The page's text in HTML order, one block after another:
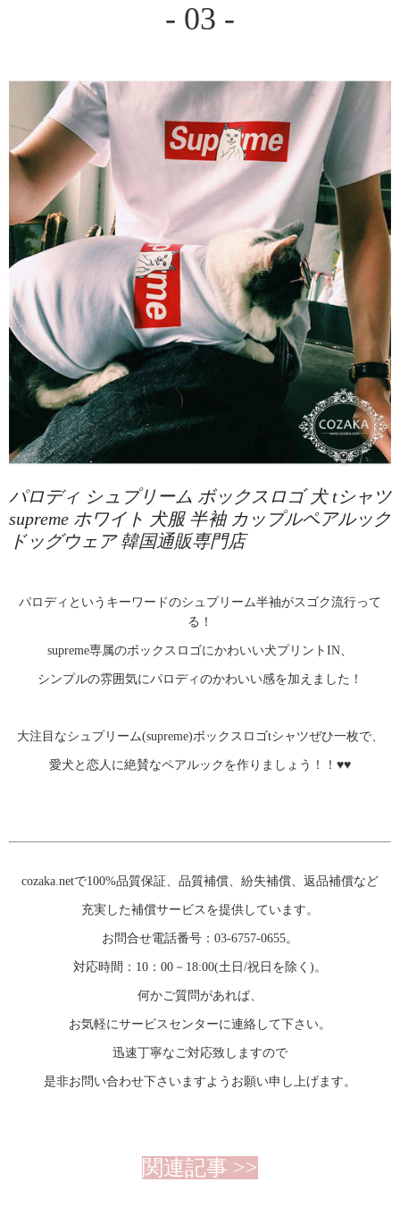
- 03 -
パロディ シュプリーム ボックスロゴ 犬 tシャツ
supreme ホワイト 犬服 半袖 カップルペアルック
ドッグウェア 韓国通販専門店
パロディというキーワードのシュプリーム半袖がスゴク流行って
る！
supreme専属のボックスロゴにかわいい犬プリントIN、
シンプルの雰囲気にパロディのかわいい感を加えました！
大注目なシュプリーム(supreme)ボックスロゴtシャツぜひ一枚で、
愛犬と恋人に絶賛なペアルックを作りましょう！！♥♥
cozaka.netで100%品質保証、品質補償、紛失補償、返品補償など
充実した補償サービスを提供しています。
お問合せ電話番号：03-6757-0655。
対応時間：10：00－18:00(土日/祝日を除く)。
何かご質問があれば、
お気軽にサービスセンターに連絡して下さい。
迅速丁寧なご対応致しますので
是非お問い合わせ下さいますようお願い申し上げます。
関連記事 >>